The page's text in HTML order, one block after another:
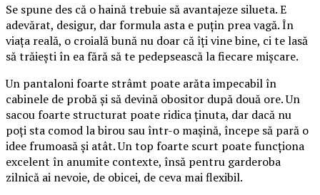
Se spune des că o haină trebuie să avantajeze silueta. E
adevărat, desigur, dar formula asta e puțin prea vagă. În
viața reală, o croială bună nu doar că îți vine bine, ci te lasă
să trăiești în ea fără să te pedepsească la fiecare mișcare.
Un pantaloni foarte strâmt poate arăta impecabil în
cabinele de probă și să devină obositor după două ore. Un
sacou foarte structurat poate ridica ținuta, dar dacă nu
poți sta comod la birou sau într-o mașină, începe să pară o
idee frumoasă și atât. Un top foarte scurt poate funcționa
excelent în anumite contexte, însă pentru garderoba
zilnică ai nevoie, de obicei, de ceva mai flexibil.